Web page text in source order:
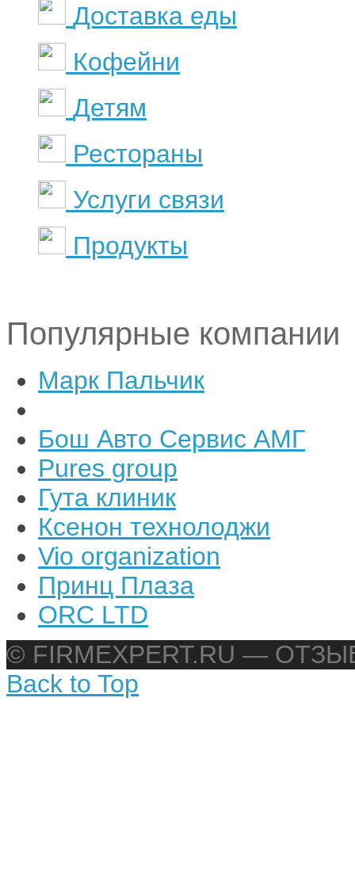
Доставка еды
Кофейни
Детям
Рестораны
Услуги связи
Продукты
Популярные компании
Марк Пальчик
Бош Авто Сервис АМГ
Pures group
Гута клиник
Ксенон технолоджи
Vio organization
Принц Плаза
ORC LTD
© FIRMEXPERT.RU —
Back to Top